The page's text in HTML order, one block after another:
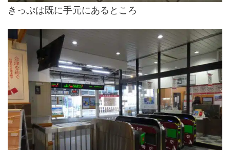
きっぷは既に手元にあるところ